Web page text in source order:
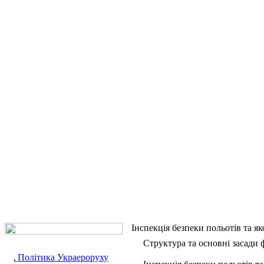
Політика Украероруху
Інспекція безпеки польотів та
Структура та основні засади